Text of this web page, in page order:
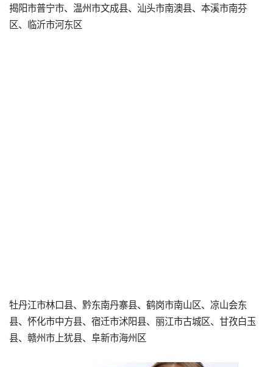
揭阳市普宁市、温州市文成县、汕头市南澳县、本溪市南芬
区、临沂市河东区
牡丹江市林口县、黔东南丹寨县、鹤岗市南山区、凉山会东
县、怀化市中方县、宿迁市沭阳县、丽江市古城区、甘孜白玉
县、赣州市上犹县、阜新市海州区